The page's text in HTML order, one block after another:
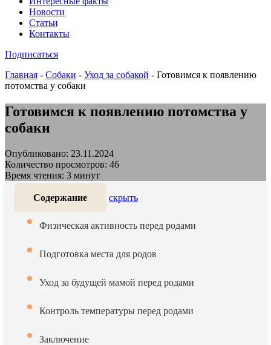
Новости
Статьи
Контакты
Подписаться
Главная - Собаки - Уход за собакой - Готовимся к появлению
потомства у собаки
Готовимся к появлению потомства у
собаки
Опубликовано: 23.11.2024
Количество просмотров: 46
Время чтения: 3 минут
Содержание скрыть
Физическая активность перед родами
Подготовка места для родов
Уход за будущей мамой перед родами
Контроль температуры перед родами
Заключение